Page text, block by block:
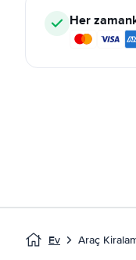
Her
Ev Araç